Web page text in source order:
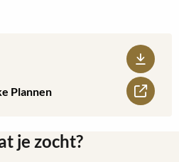
Plannen
je zocht?